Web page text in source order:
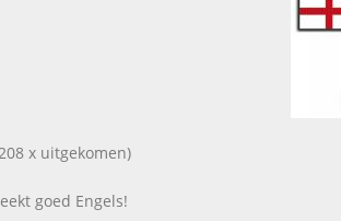
x uitgekomen)
goed Engels!